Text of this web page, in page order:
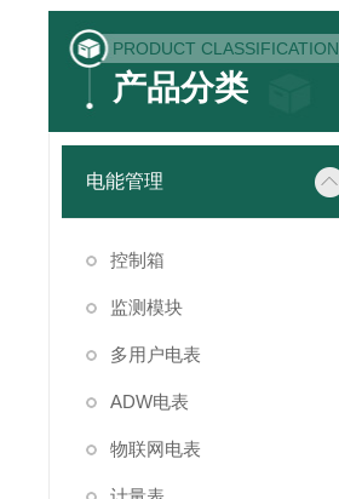
PRODUCT CLASSIFICATION
产品分类
电能管理
控制箱
监测模块
多用户电表
ADW电表
物联网电表